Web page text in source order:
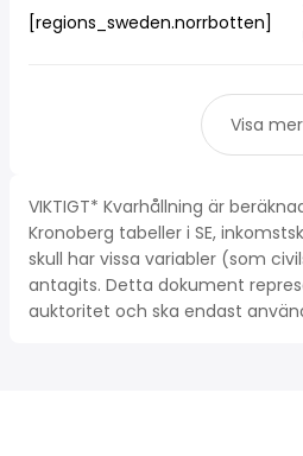
[regions_sweden.norrbotten]
Visa mer
VIKTIGT* Kvarhållning är
Kronoberg tabeller i SE,
skull har vissa variabler (som
antagits. Detta dokument
auktoritet och ska endast